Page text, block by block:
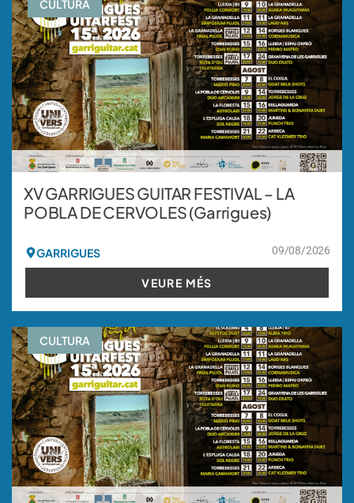
CULTURA
XV GARRIGUES GUITAR FESTIVAL – LA
POBLA DE CERVOLES (Garrigues)
GARRIGUES 09/08/2026
VEURE MÉS
CULTURA